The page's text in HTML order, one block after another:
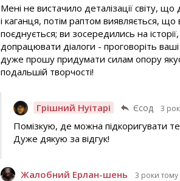
Мені не вистачило деталізації світу,
і каганця, потім раптом виявляється,
поєднується; ви зосередились на
допрацювати діалоги - проговоріть
дуже прошу придумати силам опору
подальшій творчості!
Грішний Нуітарі Єсод 3
Помізкую, де можна підкоригувати
Дуже дякую за відгук!
Жалобний Ерлан-шень 3 роки тому